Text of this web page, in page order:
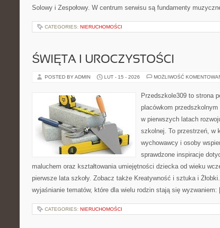
Solowy i Zespołowy. W centrum serwisu są fundamenty
CATEGORIES: NIERUCHOMOŚCI
ŚWIĘTA I UROCZYSTOŚCI
POSTED BY ADMIN LUT - 15 - 2026 MOŻLIWOŚĆ
Przedszkole309 to strona
placówkom
w pierwszych latach
szkolnej. To przestrzeń, w
wychowawcy i osoby
sprawdzone inspiracje
maluchem oraz kształtowania umiejętności dziecka od wieku
pierwsze lata szkoły. Zobacz także Kreatywność i sztuka i
wyjaśnianie tematów, które dla wielu rodzin stają się
CATEGORIES: NIERUCHOMOŚCI